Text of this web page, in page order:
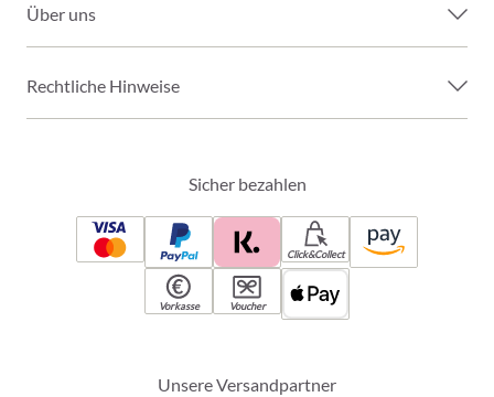
Über uns
Rechtliche Hinweise
Sicher bezahlen
Click&Collect
Vorkasse Voucher
Unsere Versandpartner